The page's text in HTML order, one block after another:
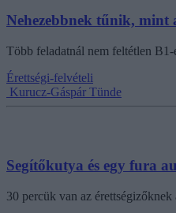
Nehezebbnek tűnik, mint
Több feladatnál nem feltétlen B1-
Érettségi-felvételi
Kurucz-Gáspár Tünde
Segítőkutya és egy fura
30 percük van az